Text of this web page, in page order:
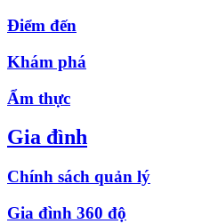
Điểm đến
Khám phá
Ẩm thực
Gia đình
Chính sách quản lý
Gia đình 360 độ